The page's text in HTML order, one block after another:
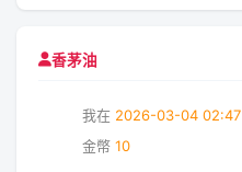
香茅油
我在 2026-03-04 02:47
金幣 10